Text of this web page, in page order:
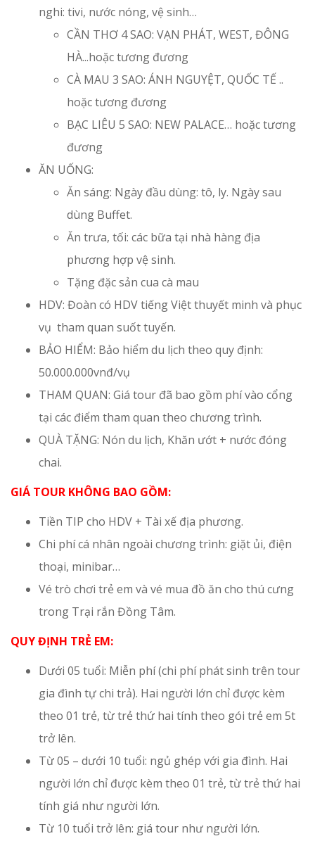
nghi: tivi, nước nóng, vệ sinh…
CẦN THƠ 4 SAO: VẠN PHÁT, WEST, ĐÔNG
HÀ...hoặc tương đương
CÀ MAU 3 SAO: ÁNH NGUYỆT, QUỐC TẾ ..
hoặc tương đương
BẠC LIÊU 5 SAO: NEW PALACE… hoặc tương
đương
ĂN UỐNG:
Ăn sáng: Ngày đầu dùng: tô, ly. Ngày sau
dùng Buffet.
Ăn trưa, tối: các bữa tại nhà hàng địa
phương hợp vệ sinh.
Tặng đặc sản cua cà mau
HDV: Đoàn có HDV tiếng Việt thuyết minh và phục
vụ tham quan suốt tuyến.
BẢO HIỂM: Bảo hiểm du lịch theo quy định:
50.000.000vnđ/vụ
THAM QUAN: Giá tour đã bao gồm phí vào cổng
tại các điểm tham quan theo chương trình.
QUÀ TẶNG: Nón du lịch, Khăn ướt + nước đóng
chai.
GIÁ TOUR KHÔNG BAO GỒM:
Tiền TIP cho HDV + Tài xế địa phương.
Chi phí cá nhân ngoài chương trình: giặt ủi, điện
thoại, minibar…
Vé trò chơi trẻ em và vé mua đồ ăn cho thú cưng
trong Trại rắn Đồng Tâm.
QUY ĐỊNH TRẺ EM:
Dưới 05 tuổi: Miễn phí (chi phí phát sinh trên tour
gia đình tự chi trả). Hai người lớn chỉ được kèm
theo 01 trẻ, từ trẻ thứ hai tính theo gói trẻ em 5t
trở lên.
Từ 05 – dưới 10 tuổi: ngủ ghép với gia đình. Hai
người lớn chỉ được kèm theo 01 trẻ, từ trẻ thứ hai
tính giá như người lớn.
Từ 10 tuổi trở lên: giá tour như người lớn.